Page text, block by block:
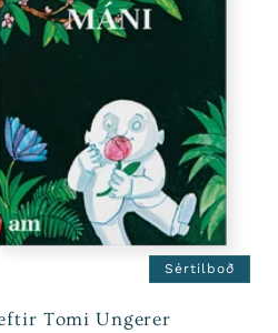
Sértilboð
Tomi Ungerer